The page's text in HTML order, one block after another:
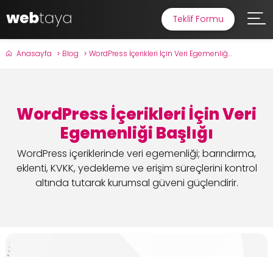
Teklif Formu
Anasayfa Blog WordPress İçerikleri İçin Veri Egemenliğ...
WordPress İçerikleri İçin Veri
Egemenliği Başlığı
WordPress içeriklerinde veri egemenliği; barındırma,
eklenti, KVKK, yedekleme ve erişim süreçlerini kontrol
altında tutarak kurumsal güveni güçlendirir.